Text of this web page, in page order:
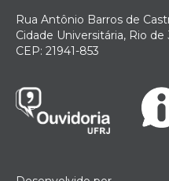
Rua Antônio Barros de
Cidade Universitária, Rio de
CEP: 21941-853